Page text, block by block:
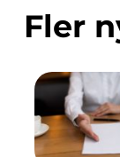
Fler